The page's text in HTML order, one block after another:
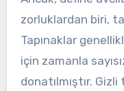
zorluklardan biri,
Tapınaklar
için zamanla
donatılmıştır.